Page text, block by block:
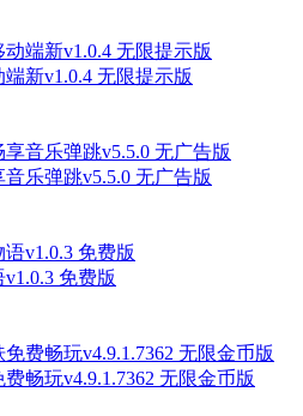
新v1.0.4 无限提示版
乐弹跳v5.5.0 无广告版
免费版
畅玩v4.9.1.7362 无限金币版